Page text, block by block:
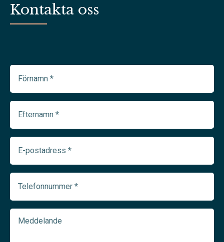
Kontakta oss
Förnamn
(Required)
Efternamn
(Required)
E-
postadress
(Required)
Telefonnummer
(Required)
Meddelande